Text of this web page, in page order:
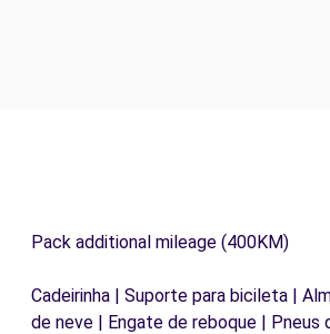
Pack additional mileage (400KM)
Cadeirinha | Suporte para bicileta |
de neve | Engate de reboque | Pneus